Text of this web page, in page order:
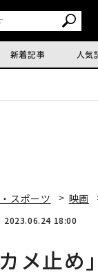
新着記事 人気
スポーツ 映画
2023.06.24 18:00
メ止め